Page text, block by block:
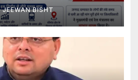
JEEWAN BISHT